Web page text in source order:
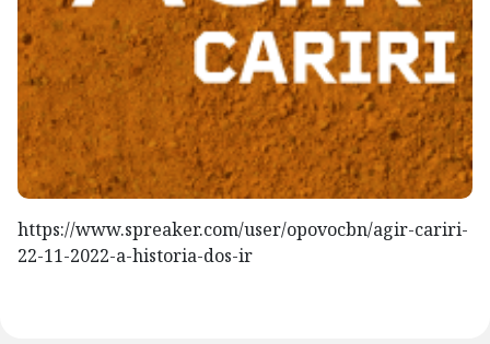
https://www.spreaker.com/user/opovocbn/agir-cariri-
22-11-2022-a-historia-dos-ir